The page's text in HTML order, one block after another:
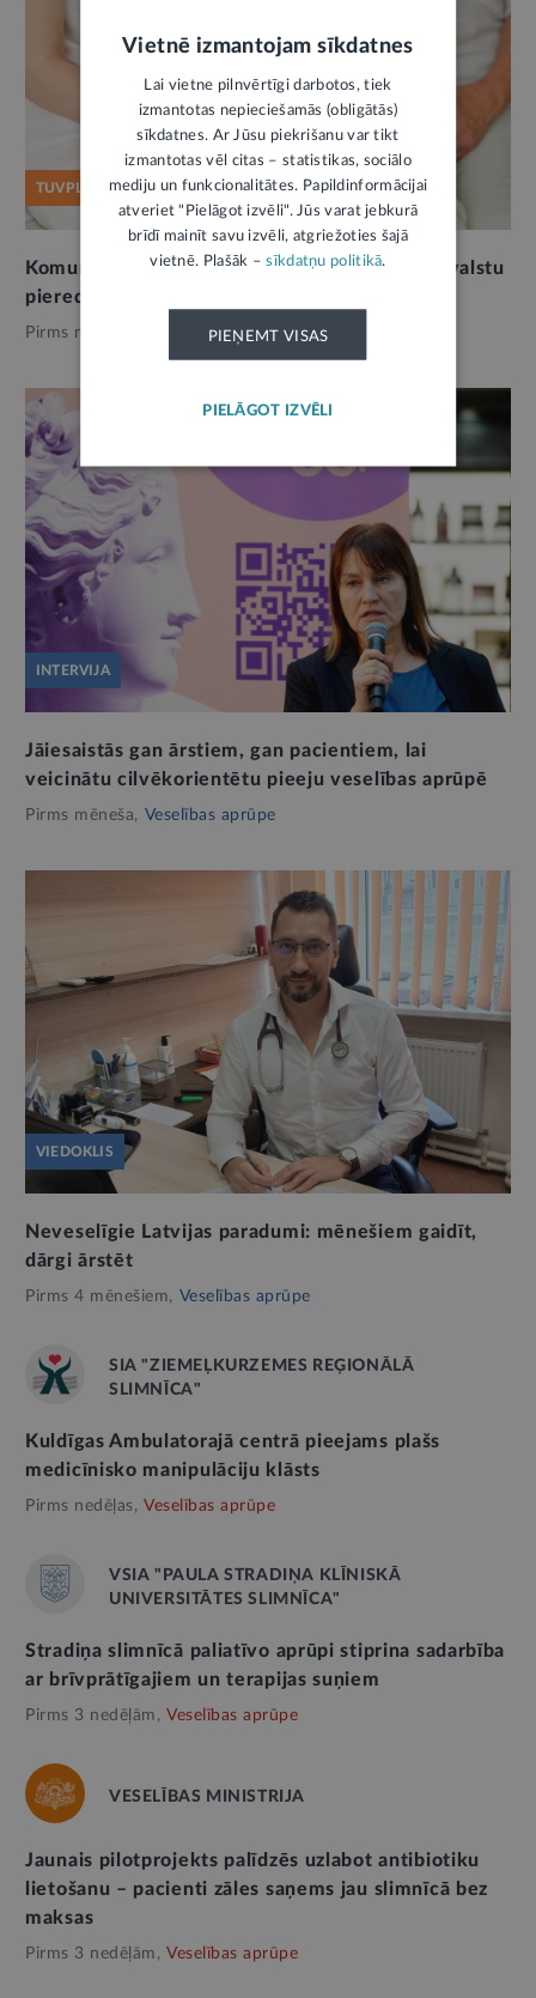
TUVPLĀNĀ
Komunikācija veselības aprūpē. Latvijas un ārvalstu
pieredze
Pirms mēneša, Veselības aprūpe
INTERVIJA
Jāiesaistās gan ārstiem, gan pacientiem, lai
veicinātu cilvēkorientētu pieeju veselības aprūpē
Pirms mēneša, Veselības aprūpe
VIEDOKLIS
Neveselīgie Latvijas paradumi: mēnešiem gaidīt,
dārgi ārstēt
Pirms 4 mēnešiem, Veselības aprūpe
SIA "ZIEMEĻKURZEMES REĢIONĀLĀ
SLIMNĪCA"
Kuldīgas Ambulatorajā centrā pieejams plašs
medicīnisko manipulāciju klāsts
Pirms nedēļas, Veselības aprūpe
VSIA "PAULA STRADIŅA KLĪNISKĀ
UNIVERSITĀTES SLIMNĪCA"
Stradiņa slimnīcā paliatīvo aprūpi stiprina sadarbība
ar brīvprātīgajiem un terapijas suņiem
Pirms 3 nedēļām, Veselības aprūpe
VESELĪBAS MINISTRIJA
Jaunais pilotprojekts palīdzēs uzlabot antibiotiku
lietošanu – pacienti zāles saņems jau slimnīcā bez
maksas
Pirms 3 nedēļām, Veselības aprūpe
Vietnē izmantojam sīkdatnes
Lai vietne pilnvērtīgi darbotos, tiek
izmantotas nepieciešamās (obligātās)
sīkdatnes. Ar Jūsu piekrišanu var tikt
izmantotas vēl citas – statistikas, sociālo
mediju un funkcionalitātes. Papildinformācijai
atveriet "Pielāgot izvēli". Jūs varat jebkurā
brīdī mainīt savu izvēli, atgriežoties šajā
vietnē. Plašāk –sīkdatņu politikā.
PIEŅEMT VISAS
PIELĀGOT IZVĒLI